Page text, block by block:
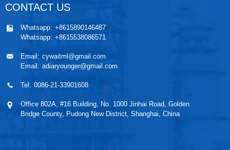
CONTACT US
Whatsapp: +8615890146487
Whatsapp: +8615538086571
Email: cywaitml@gmail.com
Email: adiaryounger@gmail.com
Tel: 0086-21-33901608
Office 802A, #16 Building, No. 1000 Jinhai Road, Golden
Bridge County, Pudong New District, Shanghai, China